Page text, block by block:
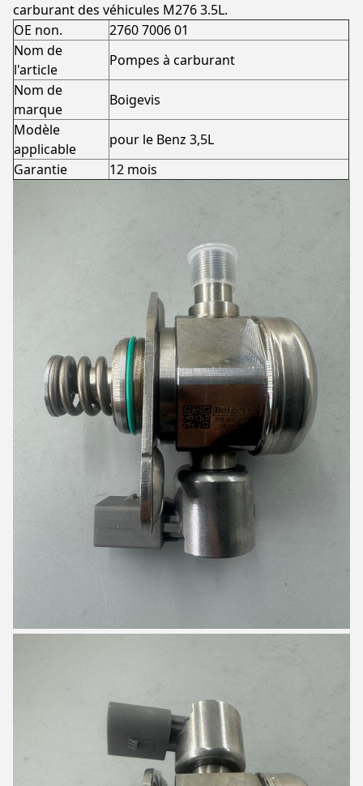
carburant des véhicules M276 3.5L.
OE non.
2760 7006 01
Nom de
l'article
Pompes à carburant
Nom de
marque
Boigevis
Modèle
applicable
pour le Benz 3,5L
Garantie
12 mois